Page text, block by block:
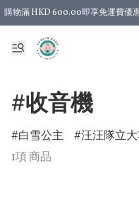
購物滿 HKD 600.00即享免運費優
#收音機
白雪公主 汪汪隊立
1項 商品